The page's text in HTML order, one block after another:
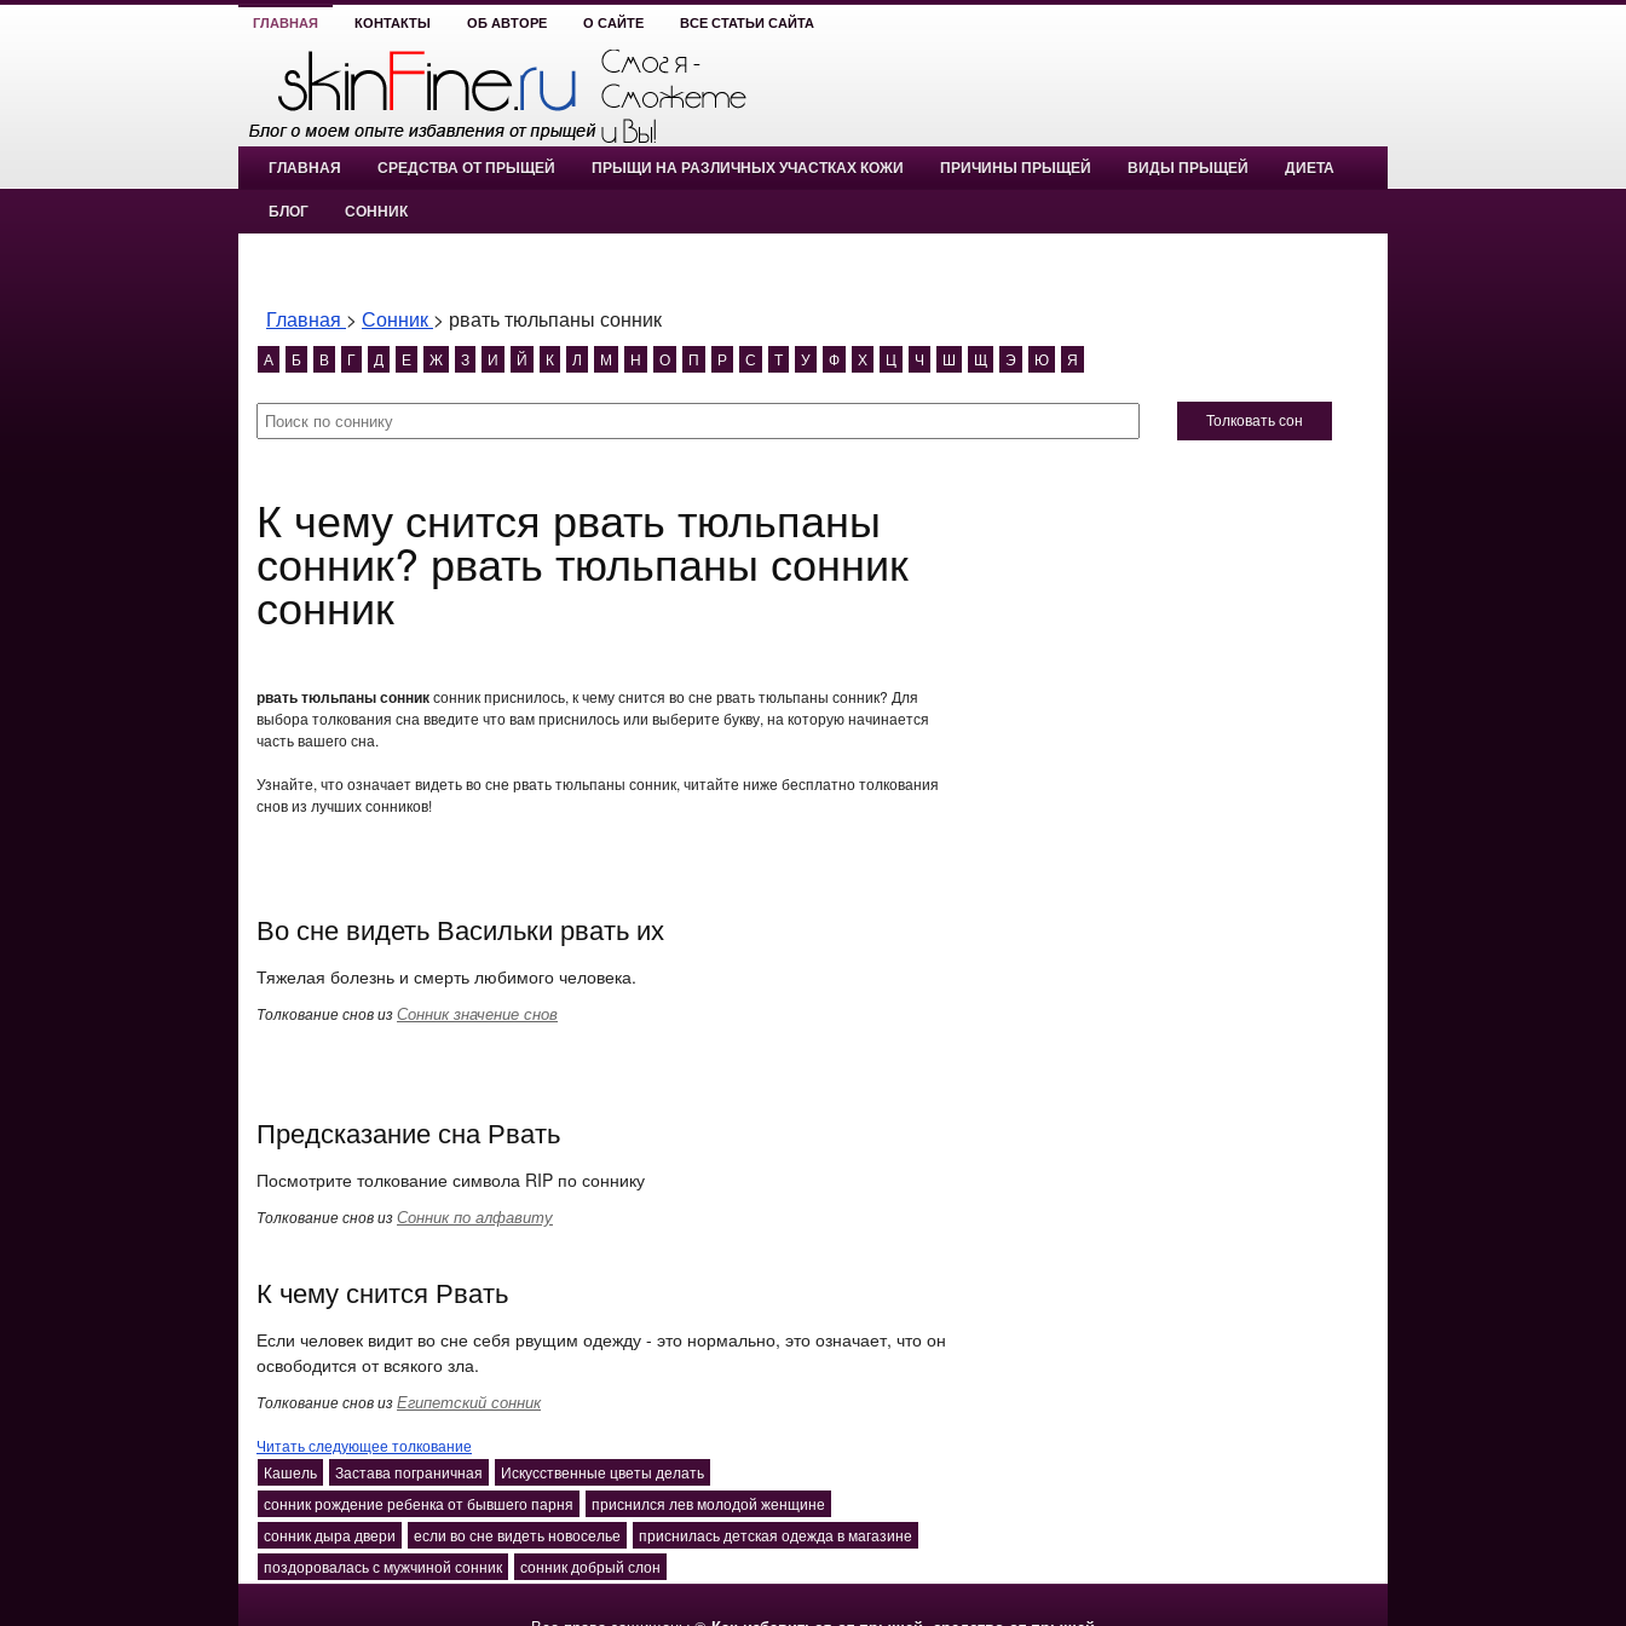
ГЛАВНАЯ КОНТАКТЫ ОБ АВТОРЕ О САЙТЕ ВСЕ СТАТЬИ САЙТА
ГЛАВНАЯ СРЕДСТВА ОТ ПРЫЩЕЙ ПРЫЩИ НА РАЗЛИЧНЫХ УЧАСТКАХ КОЖИ ПРИЧИНЫ ПРЫЩЕЙ ВИДЫ ПРЫЩЕЙ ДИЕТА
БЛОГ СОННИК
Главная > Сонник > рвать тюльпаны сонник
А Б В Г Д Е Ж З И Й К Л М Н О П Р С Т У Ф Х Ц Ч Ш Щ Э Ю Я
Толковать сон
К чему снится рвать тюльпаны
сонник? рвать тюльпаны сонник
сонник
рвать тюльпаны сонниксонник приснилось, к чему снится во сне рвать тюльпаны сонник? Для
выбора толкования сна введите что вам приснилось или выберите букву, на которую начинается
часть вашего сна.
Узнайте, что означает видеть во сне рвать тюльпаны сонник, читайте ниже бесплатно толкования
снов из лучших сонников!
Во сне видеть Васильки рвать их
Тяжелая болезнь и смерть любимого человека.
Толкование снов изСонник значение снов
Предсказание сна Рвать
Посмотрите толкование символа RIP по соннику
Толкование снов изСонник по алфавиту
К чему снится Рвать
Если человек видит во сне себя рвущим одежду - это нормально, это означает, что он
освободится от всякого зла.
Толкование снов изЕгипетский сонник
Читать следующее толкование
Кашель
Застава пограничная
Искусственные цветы делать
сонник рождение ребенка от бывшего парня
приснился лев молодой женщине
сонник дыра двери
если во сне видеть новоселье
приснилась детская одежда в магазине
поздоровалась с мужчиной сонник
сонник добрый слон